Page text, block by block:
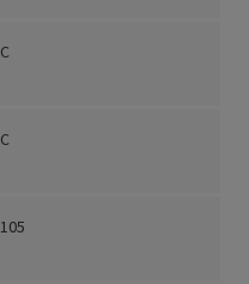
C
C
105